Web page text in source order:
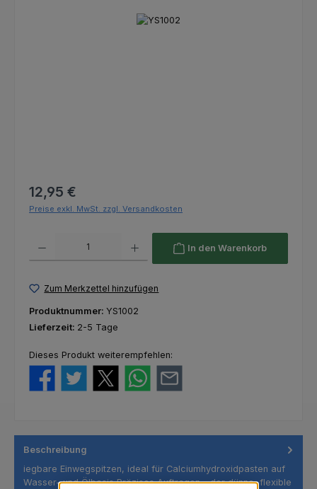
Bildergalerie überspringen
Regulärer Preis:
12,95 €
Preise exkl. MwSt. zzgl. Versandkosten
In den Warenkorb
Zum Merkzettel hinzufügen
Produktnummer: YS1002
Lieferzeit: 2-5 Tage
Dieses Produkt weiterempfehlen:
Beschreibung
iegbare Einwegspitzen, ideal für Calciumhydroxidpasten auf
Wasser- und Ölbasis Präzises Auftragen – der dünne, flexible